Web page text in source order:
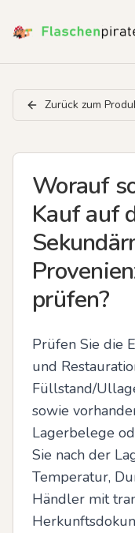
Zurück zum
Worauf
Kauf auf
prüfen?
Prüfen Sie die
und
Füllstand/
sowie
Lagerbelege
Sie nach der
Temperatur,
Händler mit